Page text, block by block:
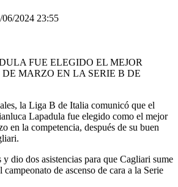
2024 23:55
la Liga B de Italia comunicó que el
Lapadula fue elegido como el mejor
en la competencia, después de su buen
dio dos asistencias para que Cagliari sume
de ascenso de cara a la Serie